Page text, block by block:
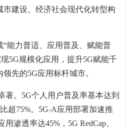
建设、经济社会现代化转型构
“能力普适、应用普及、赋能普
5G规模化应用，提升5G赋能千
先的5G应用标杆城市。
。5G个人用户普及率基本达到
超75%。5G-A应用部署加速推
渗透率达45%，5G RedCap、